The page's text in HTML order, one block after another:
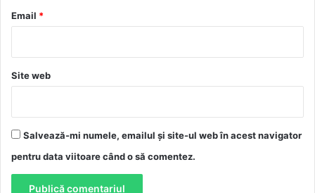
*
Email *
Site web
Salvează-mi numele, emailul și site-ul web în acest navigator
pentru data viitoare când o să comentez.